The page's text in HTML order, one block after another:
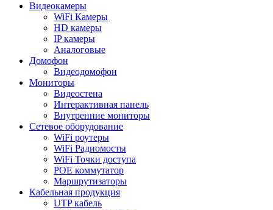
Видеокамеры
WiFi Камеры
HD камеры
IP камеры
Аналоговые
Домофон
Видеодомофон
Мониторы
Видеостена
Интерактивная панель
Внутренние мониторы
Сетевое оборудование
WiFi роутеры
WiFi Радиомосты
WiFi Точки доступа
POE коммутатор
Маршрутизаторы
Кабельная продукция
UTP кабель